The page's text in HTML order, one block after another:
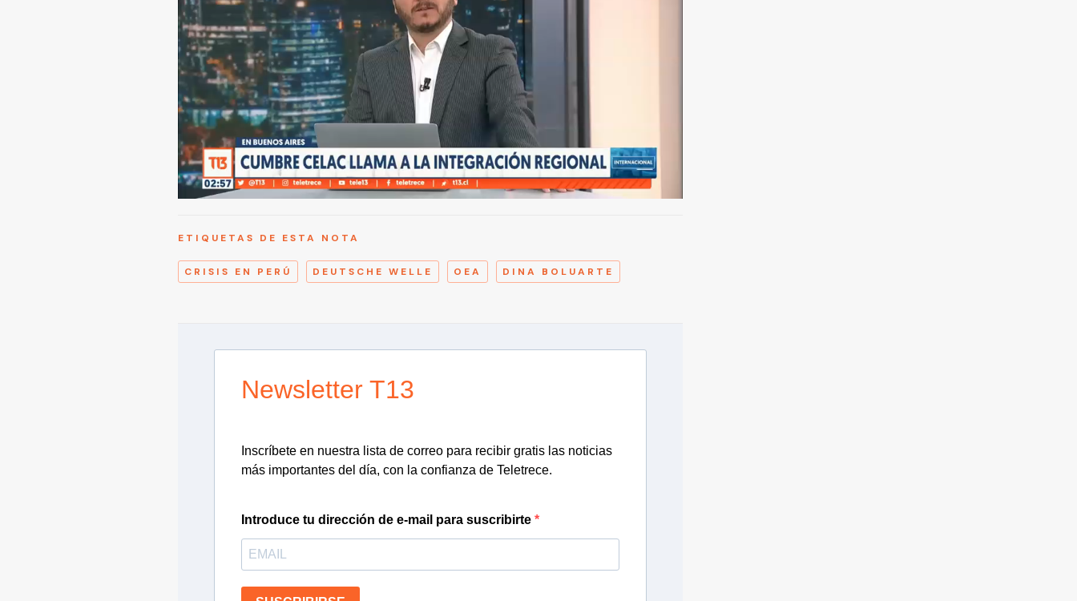
ETIQUETAS DE ESTA NOTA
CRISIS EN PERÚ DEUTSCHE WELLE OEA DINA BOLUARTE
Newsletter T13
Inscríbete en nuestra lista de correo para recibir gratis las noticias
más importantes del día, con la confianza de Teletrece.
Introduce tu dirección de e-mail para suscribirte